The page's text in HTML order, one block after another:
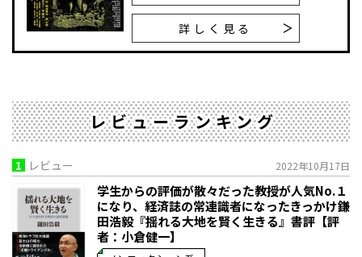
詳しく見る
レビューランキング
1 レビュー 2022年10月17日
学生からの評価が散々だった教授が人気No.１
になり、経済誌の常連識者になったきっかけ――鎌
田浩毅『揺れる大地を賢く生きる』書評【評
者：小倉健一】